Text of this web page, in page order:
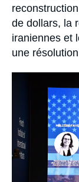
de dollars, la
iraniennes et
une
principale
médiatique